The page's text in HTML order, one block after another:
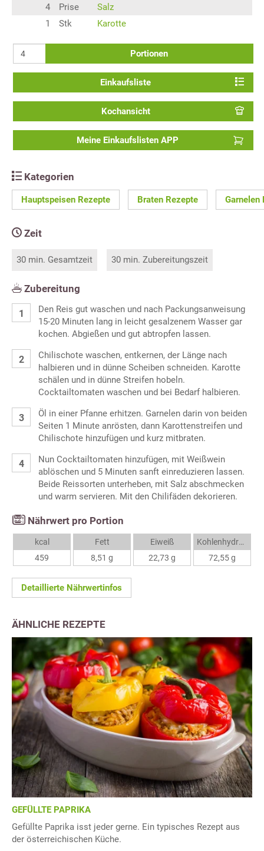
4
Prise
Salz
1
Stk Karotte
Portionen
Einkaufsliste
Kochansicht
Meine Einkaufslisten APP
Kategorien
Hauptspeisen Rezepte Braten Rezepte Garnelen
Zeit
30 min. Gesamtzeit 30 min. Zubereitungszeit
Zubereitung
Den Reis gut waschen und nach Packungsanweisung
15-20 Minuten lang in leicht gesalzenem Wasser gar
kochen. Abgießen und gut abtropfen lassen.
Chilischote waschen, entkernen, der Länge nach
halbieren und in dünne Scheiben schneiden. Karotte
schälen und in dünne Streifen hobeln.
Cocktailtomaten waschen und bei Bedarf halbieren.
Öl in einer Pfanne erhitzen. Garnelen darin von beiden
Seiten 1 Minute anrösten, dann Karottenstreifen und
Chilischote hinzufügen und kurz mitbraten.
Nun Cocktailtomaten hinzufügen, mit Weißwein
ablöschen und 5 Minuten sanft einreduzieren lassen.
Beide Reissorten unterheben, mit Salz abschmecken
und warm servieren. Mit den Chilifäden dekorieren.
Nährwert pro Portion
kcal
459
Fett
8,51 g
Eiweiß
22,73 g
Kohlenhydrate
72,55 g
Detaillierte Nährwertinfos
ÄHNLICHE REZEPTE
GEFÜLLTE PAPRIKA
Gefüllte Paprika isst jeder gerne. Ein typisches Rezept aus
der österreichischen Küche.